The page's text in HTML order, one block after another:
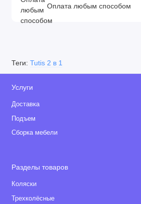
Оплата любым способом
Теги: Tutis 2 в 1
Услуги
Доставка
Подъем
Сборка мебели
Разделы товаров
Коляски
Трехколёсные